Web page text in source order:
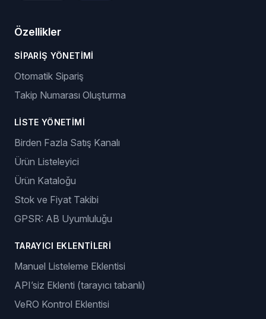
Özellikler
SIPARIŞ YÖNETIMI
Otomatik Sipariş
Takip Numarası Oluşturma
LISTE YÖNETIMI
Birden Fazla Satış Kanalı
Ürün Listeleyici
Ürün Kataloğu
Stok ve Fiyat Takibi
GPSR: AB Uyumluluğu
TARAYICI EKLENTILERI
Manuel Listeleme Eklentisi
API’siz Eklenti (tarayıcı tabanlı)
VeRO Kontrol Eklentisi